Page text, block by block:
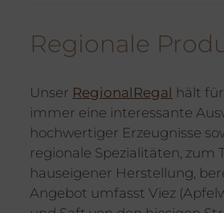
Regionale
Unser RegionalRegal hält
immer eine interessante
hochwertiger Erzeugnisse
regionale Spezialitäten, zum
hauseigener Herstellung,
Angebot umfasst Viez